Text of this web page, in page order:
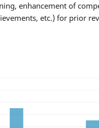
enhancement of
etc.) for prior